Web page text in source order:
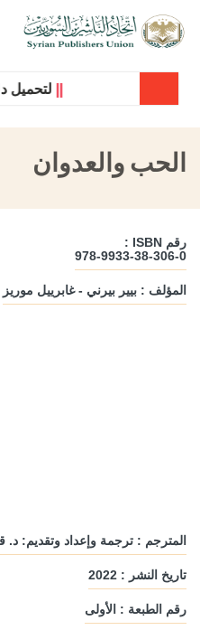
لتحميل
الحب والعدوان
رقم ISBN :
978-9933-38-306-0
المؤلف : بيير بيرني - غابرييل موريز
المترجم : ترجمة وإعداد وتقديم: د.
تاريخ النشر : 2022
رقم الطبعة : الأولى